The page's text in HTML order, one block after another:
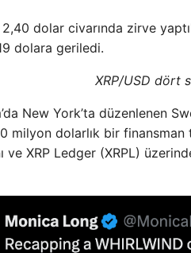
2,40 dolar civarında zirve
dolara geriledi.
XRP/USD dört
New York’ta düzenlenen
milyon dolarlık bir finansman
ve XRP Ledger (XRPL)